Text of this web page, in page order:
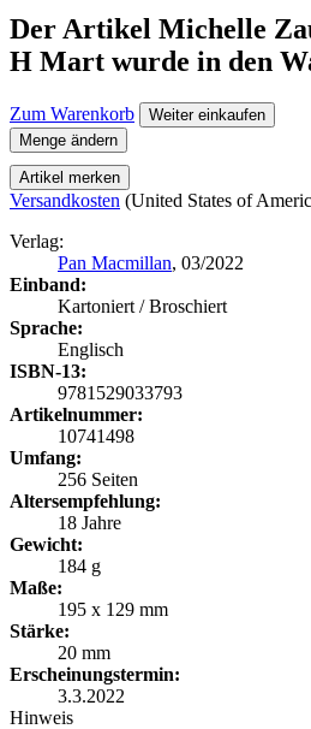
Der Artikel Michelle
H Mart wurde in den
Zum Warenkorb
Weiter einkaufen
Menge ändern
Artikel merken
Versandkosten (United States of
Verlag:
Pan Macmillan, 03/2022
Einband:
Kartoniert / Broschiert
Sprache:
Englisch
ISBN-13:
9781529033793
Artikelnummer:
10741498
Umfang:
256 Seiten
Altersempfehlung:
18 Jahre
Gewicht:
184 g
Maße:
195 x 129 mm
Stärke:
20 mm
Erscheinungstermin:
3.3.2022
Hinweis